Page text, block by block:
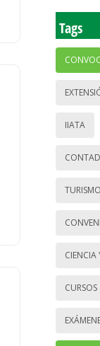
Tags
IIATA
TURISMO
CURSOS